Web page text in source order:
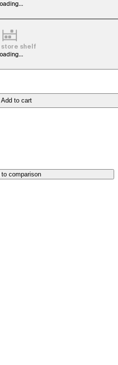
store shelf
Add to cart
to comparison